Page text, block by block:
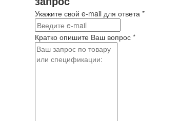
Укажите свой e-mail для ответа *
Кратко опишите Ваш вопрос *